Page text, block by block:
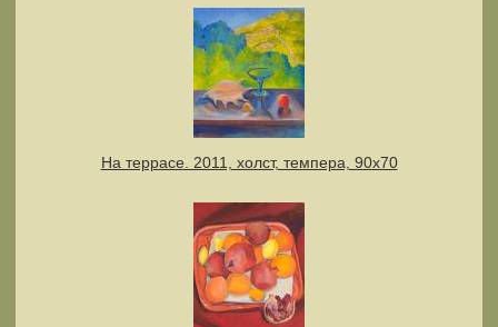
На террасе. 2011, холст, темпера, 90х70